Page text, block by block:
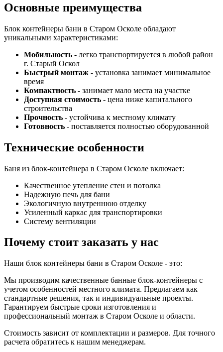
Основные преимущества
Блок контейнеры бани в Старом Осколе обладают
уникальными характеристиками:
Мобильность - легко транспортируется в любой район
г. Старый Оскол
Быстрый монтаж - установка занимает минимальное
время
Компактность - занимает мало места на участке
Доступная стоимость - цена ниже капитального
строительства
Прочность - устойчива к местному климату
Готовность - поставляется полностью оборудованной
Технические особенности
Баня из блок-контейнера в Старом Осколе включает:
Качественное утепление стен и потолка
Надежную печь для бани
Экологичную внутреннюю отделку
Усиленный каркас для транспортировки
Систему вентиляции
Почему стоит заказать у нас
Наши блок контейнеры бани в Старом Осколе - это:
Мы производим качественные банные блок-контейнеры с
учетом особенностей местного климата. Предлагаем как
стандартные решения, так и индивидуальные проекты.
Гарантируем быстрые сроки изготовления и
профессиональный монтаж в Старом Осколе и области.
Стоимость зависит от комплектации и размеров. Для точного
расчета обратитесь к нашим менеджерам.